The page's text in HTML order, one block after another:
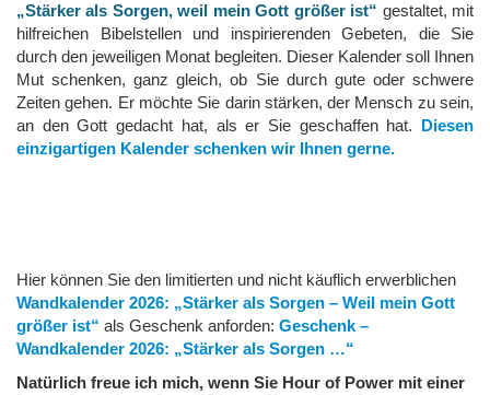
„Stärker als Sorgen, weil mein Gott größer ist“ gestaltet, mit
hilfreichen Bibelstellen und inspirierenden Gebeten, die Sie
durch den jeweiligen Monat begleiten. Dieser Kalender soll Ihnen
Mut schenken, ganz gleich, ob Sie durch gute oder schwere
Zeiten gehen. Er möchte Sie darin stärken, der Mensch zu sein,
an den Gott gedacht hat, als er Sie geschaffen hat. Diesen
einzigartigen Kalender schenken wir Ihnen gerne.
Hier können Sie den limitierten und nicht käuflich erwerblichen
Wandkalender 2026: „Stärker als Sorgen – Weil mein Gott
größer ist“ als Geschenk anforden: Geschenk –
Wandkalender 2026: „Stärker als Sorgen …“
Natürlich freue ich mich, wenn Sie Hour of Power mit einer